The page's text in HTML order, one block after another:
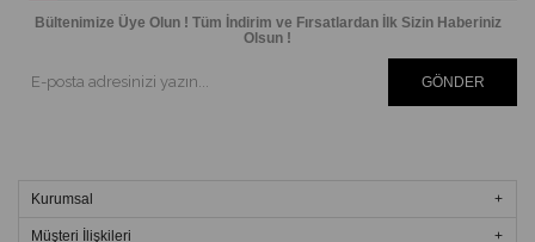
Bültenimize Üye Olun ! Tüm İndirim ve Fırsatlardan İlk Sizin Haberiniz
Olsun !
GÖNDER
Kurumsal
Müşteri İlişkileri